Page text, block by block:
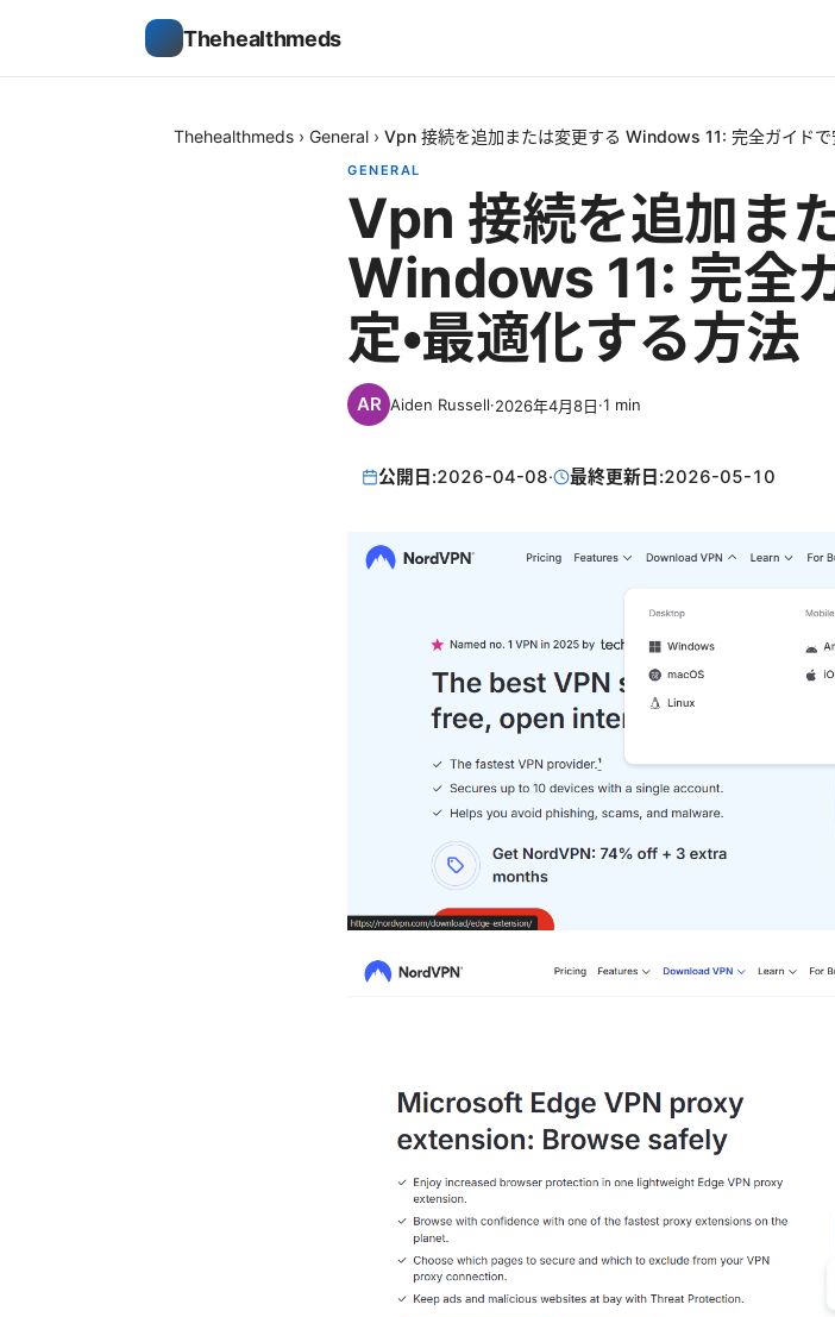
Thehealthmeds
Thehealthmeds › General › Vpn 接続を追加または変更する Windows 11: 完全ガイドで
GENERAL
Vpn 接続を追加ま
Windows 11: 完全
定・最適化する方法
Aiden Russell·2026年4月8日·1 min
公開日:2026-04-08· 最終更新日:2026-05-10